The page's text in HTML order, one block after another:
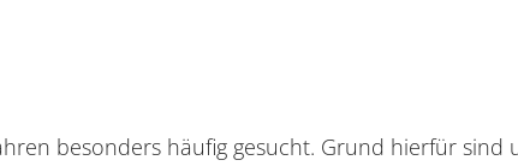
besonders häufig gesucht. Grund hierfür sind